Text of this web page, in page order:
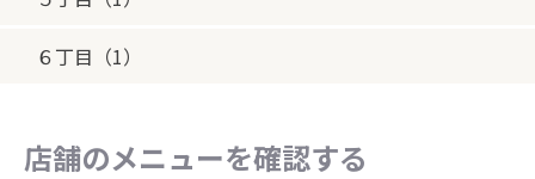
６丁目（1）
店舗のメニューを確認する